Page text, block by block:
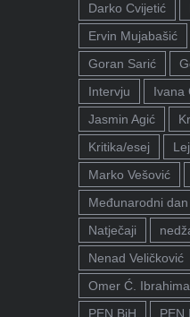
Darko Cvijetić
Ervin Mujabašić
Goran Sarić
Intervju
Ivana
Jasmin Agić
Kritika/esej
Marko Vešović
Međunarodni
Natječaji
Nenad Veličković
Omer Ć.
PEN BiH
PEN